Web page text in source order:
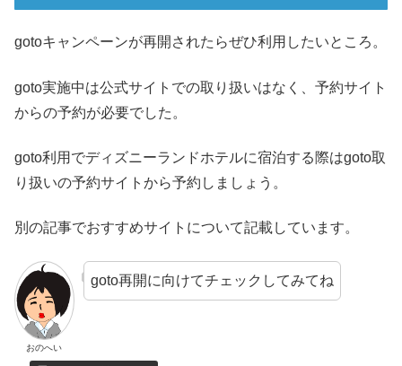
gotoキャンペーンが再開されたらぜひ利用したいところ。
goto実施中は公式サイトでの取り扱いはなく、予約サイト
からの予約が必要でした。
goto利用でディズニーランドホテルに宿泊する際はgoto取
り扱いの予約サイトから予約しましょう。
別の記事でおすすめサイトについて記載しています。
おのへい
goto再開に向けてチェックしてみてね